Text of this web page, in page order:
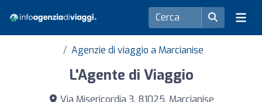
Agenzie di viaggio a Marcianise
L'Agente di Viaggio
Via Misericordia 3, 81025, Marcianise